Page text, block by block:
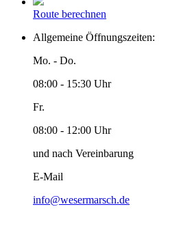
Route berechnen
Allgemeine Öffnungszeiten:
Mo. - Do.
08:00 - 15:30 Uhr
Fr.
08:00 - 12:00 Uhr
und nach Vereinbarung
E-Mail
info@wesermarsch.de